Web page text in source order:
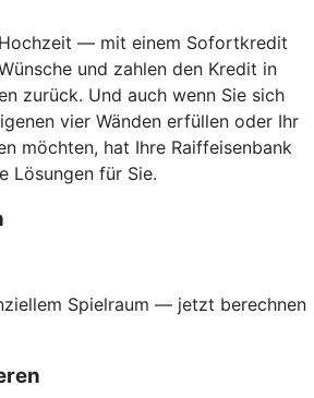
— mit einem Sofortkredit
und zahlen den Kredit in
zurück. Und auch wenn Sie sich
vier Wänden erfüllen oder Ihr
möchten, hat Ihre Raiffeisenbank
Lösungen für Sie.
Spielraum — jetzt berechnen